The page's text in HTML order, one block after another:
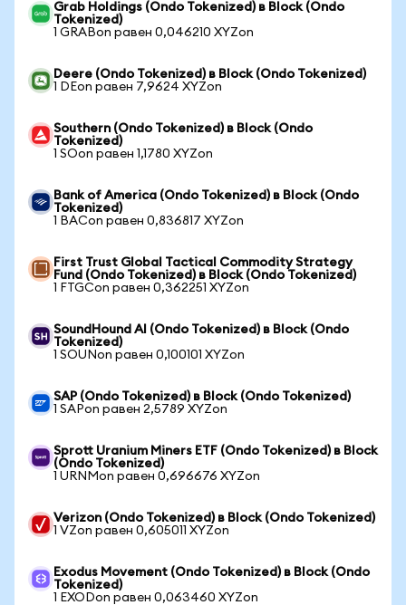
Grab Holdings (Ondo Tokenized) в Block (Ondo
Tokenized)
1 GRABon равен 0,046210 XYZon
Deere (Ondo Tokenized) в Block (Ondo Tokenized)
1 DEon равен 7,9624 XYZon
Southern (Ondo Tokenized) в Block (Ondo
Tokenized)
1 SOon равен 1,1780 XYZon
Bank of America (Ondo Tokenized) в Block (Ondo
Tokenized)
1 BACon равен 0,836817 XYZon
First Trust Global Tactical Commodity Strategy
Fund (Ondo Tokenized) в Block (Ondo Tokenized)
1 FTGCon равен 0,362251 XYZon
SoundHound AI (Ondo Tokenized) в Block (Ondo
Tokenized)
1 SOUNon равен 0,100101 XYZon
SAP (Ondo Tokenized) в Block (Ondo Tokenized)
1 SAPon равен 2,5789 XYZon
Sprott Uranium Miners ETF (Ondo Tokenized) в Block
(Ondo Tokenized)
1 URNMon равен 0,696676 XYZon
Verizon (Ondo Tokenized) в Block (Ondo Tokenized)
1 VZon равен 0,605011 XYZon
Exodus Movement (Ondo Tokenized) в Block (Ondo
Tokenized)
1 EXODon равен 0,063460 XYZon